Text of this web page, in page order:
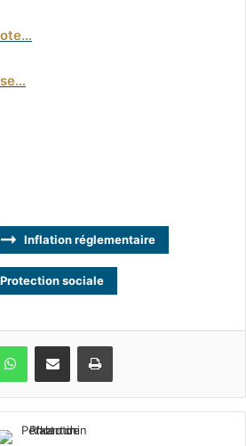
Inflation réglementaire
Protection sociale
WhatsApp
Partagez par mail Imprimez